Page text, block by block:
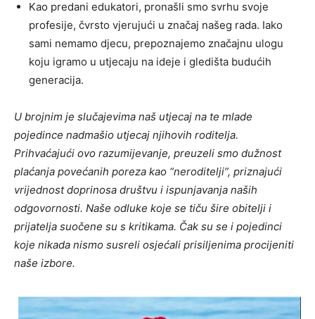
Kao predani edukatori, pronašli smo svrhu svoje
profesije, čvrsto vjerujući u značaj našeg rada. Iako
sami nemamo djecu, prepoznajemo značajnu ulogu
koju igramo u utjecaju na ideje i gledišta budućih
generacija.
U brojnim je slučajevima naš utjecaj na te mlade
pojedince nadmašio utjecaj njihovih roditelja.
Prihvaćajući ovo razumijevanje, preuzeli smo dužnost
plaćanja povećanih poreza kao “neroditelji”, priznajući
vrijednost doprinosa društvu i ispunjavanja naših
odgovornosti. Naše odluke koje se tiču ​​šire obitelji i
prijatelja suočene su s kritikama. Čak su se i pojedinci
koje nikada nismo susreli osjećali prisiljenima procijeniti
naše izbore.